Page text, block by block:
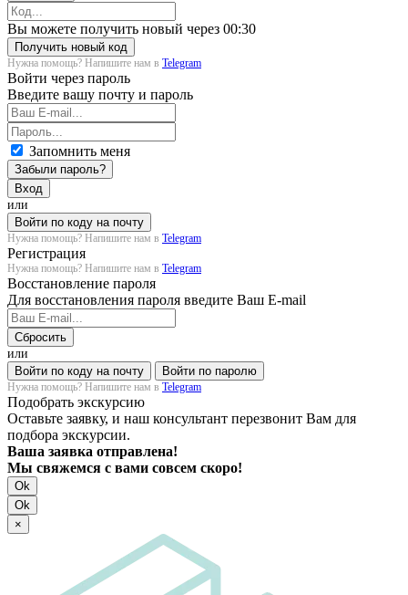
Загрузка...
Вы можете получить новый через 00:30
Получить новый код
Нужна помощь? Напишите нам в Telegram
Войти через пароль
Введите вашу почту и пароль
Запомнить меня
Забыли пароль?
Вход
или
Войти по коду на почту
Нужна помощь? Напишите нам в Telegram
Регистрация
Нужна помощь? Напишите нам в Telegram
Восстановление пароля
Для восстановления пароля введите Ваш E-mail
Сбросить
или
Войти по коду на почту
Войти по паролю
Нужна помощь? Напишите нам в Telegram
Подобрать экскурсию
Оставьте заявку, и наш консультант перезвонит Вам для
подбора экскурсии.
Ваша заявка отправлена!
Мы свяжемся с вами совсем скоро!
Ok
Ok
×